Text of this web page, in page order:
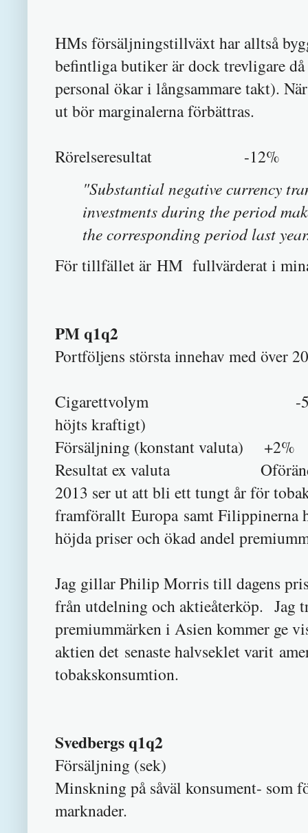
HMs försäljningstillväxt har alltså
befintliga butiker är dock trevligare
personal ökar i långsammare takt).
ut bör marginalerna förbättras.
Rörelseresultat -12%
"Substantial negative currency
investments during the period
the corresponding period last
För tillfället är HM fullvärderat i
PM q1q2
Portföljens största innehav med över
Cigarettvolym -5% (-2%
höjts kraftigt)
Försäljning (konstant valuta) +2%
Resultat ex valuta
2013 ser ut att bli ett tungt år för
framförallt Europa samt Filippinerna
höjda priser och ökad andel
Jag gillar Philip Morris till dagens
från utdelning och aktieåterköp. Jag
premiummärken i Asien kommer ge
aktien det senaste halvseklet varit
tobakskonsumtion.
Svedbergs q1q2
Försäljning
Minskning på såväl konsument- som
marknader.